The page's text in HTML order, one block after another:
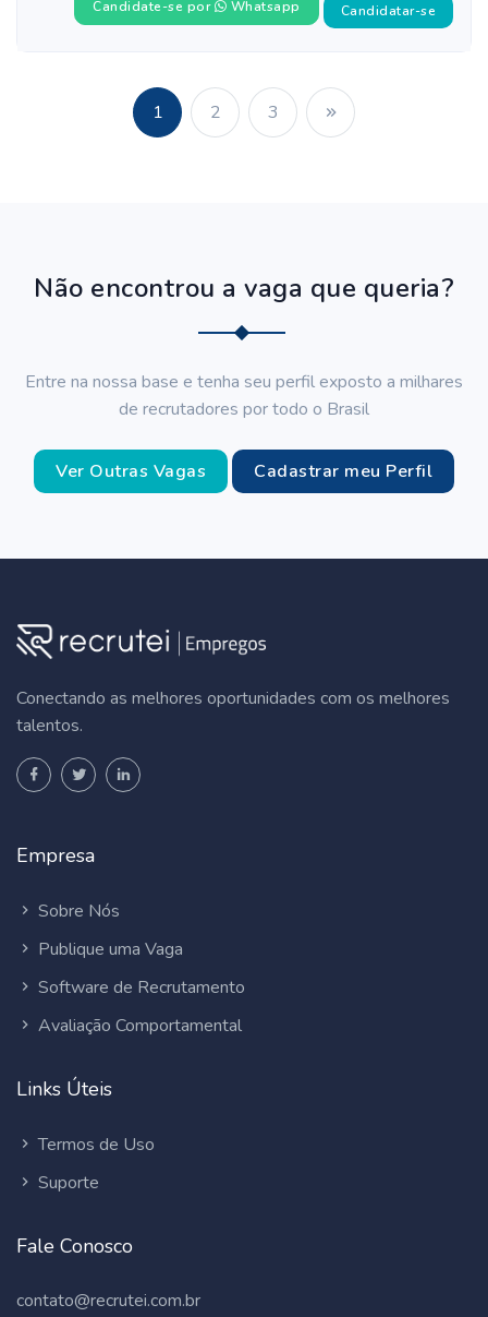
Candidate-se por Whatsapp Candidatar-se
1 2 3
Não encontrou a vaga que queria?
Entre na nossa base e tenha seu perfil exposto a milhares
de recrutadores por todo o Brasil
Ver Outras Vagas Cadastrar meu Perfil
Conectando as melhores oportunidades com os melhores
talentos.
Empresa
Sobre Nós
Publique uma Vaga
Software de Recrutamento
Avaliação Comportamental
Links Úteis
Termos de Uso
Suporte
Fale Conosco
contato@recrutei.com.br